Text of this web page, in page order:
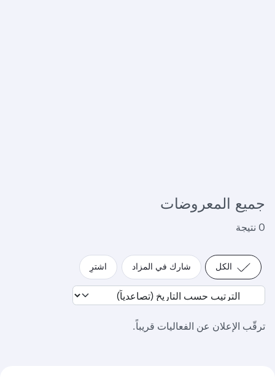
جميع المعروضات
0 نتيجة
الكل شارك في المزاد اشترِ
ترقّب الإعلان عن الفعاليات قريباً.